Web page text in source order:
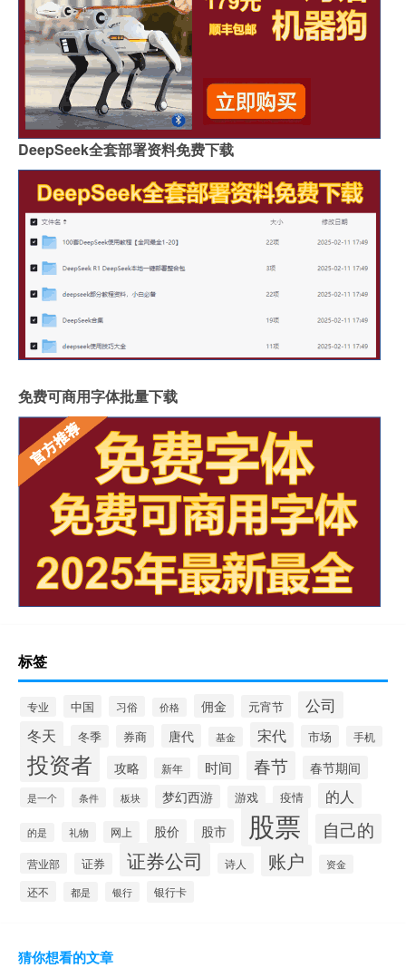
DeepSeek全套部署资料免费下载
免费可商用字体批量下载
标签
专业 中国 习俗 价格 佣金 元宵节
公司
冬天
冬季 券商 唐代 基金 宋代 市场 手机
投资者 攻略 新年 时间 春节 春节期间
是一个 条件 板块 梦幻西游 游戏 疫情 的人
的是 礼物 网上 股价 股市 股票 自己的
营业部 证券 证券公司 诗人 账户 资金
还不 都是 银行 银行卡
猜你想看的文章